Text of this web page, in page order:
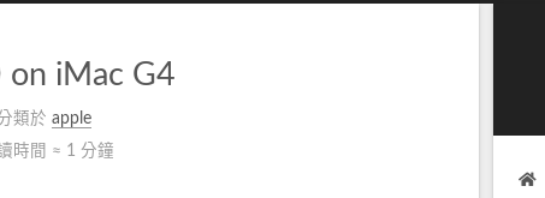
on iMac G4
類於 apple
時間 ≈ 1 分鐘